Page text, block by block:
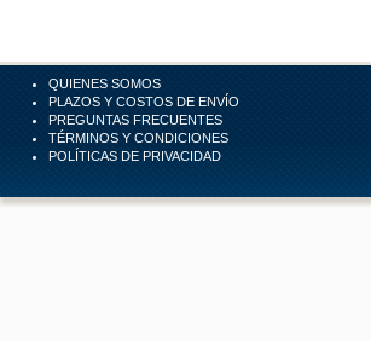
QUIENES SOMOS
PLAZOS Y COSTOS DE ENVÍO
PREGUNTAS FRECUENTES
TÉRMINOS Y CONDICIONES
POLÍTICAS DE PRIVACIDAD